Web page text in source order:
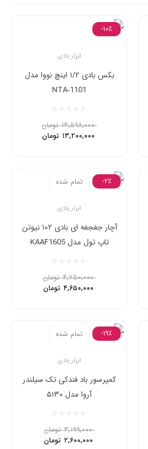
ابزار بادی
بکس بادی ۱/۲ اینچ نووا مدل
NTA-1101
تومان
۱۴,۵۹۸,۰۰۰
تومان
-۱۰٪
تمام شده
ابزار بادی
آچار جغجغه ای بادی ۱۰۲ نیوتن‌
تاپ تول مدل KAAF1605
تومان
۴,۷۵۰,۰۰۰
تومان
-۲٪
تمام شده
ابزار بادی
کمپرسور باد فندکی تک سیلندر
آروا مدل ۵۱۳۰
تومان
۳,۱۹۹,۰۰۰
تومان
-۱۹٪